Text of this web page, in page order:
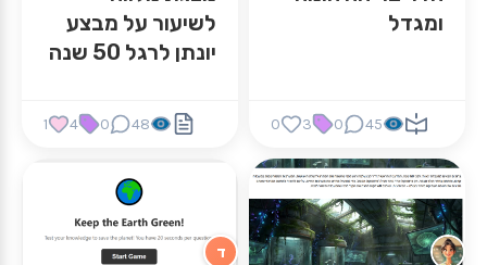
ומגדל
45
0
3
0
לשיעור על מבצע
יונתן לרגל 50 שנה
48
0
4
1
ד